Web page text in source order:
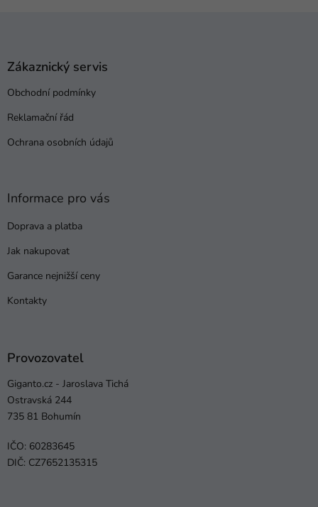
Zákaznický servis
Obchodní podmínky
Reklamační řád
Ochrana osobních údajů
Informace pro vás
Doprava a platba
Jak nakupovat
Garance nejnižší ceny
Kontakty
Provozovatel
Giganto.cz - Jaroslava Tichá
Ostravská 244
735 81 Bohumín
IČO: 60283645
DIČ: CZ7652135315